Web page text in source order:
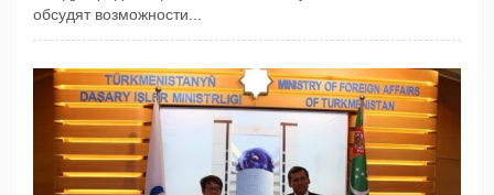
обсудят возможности...